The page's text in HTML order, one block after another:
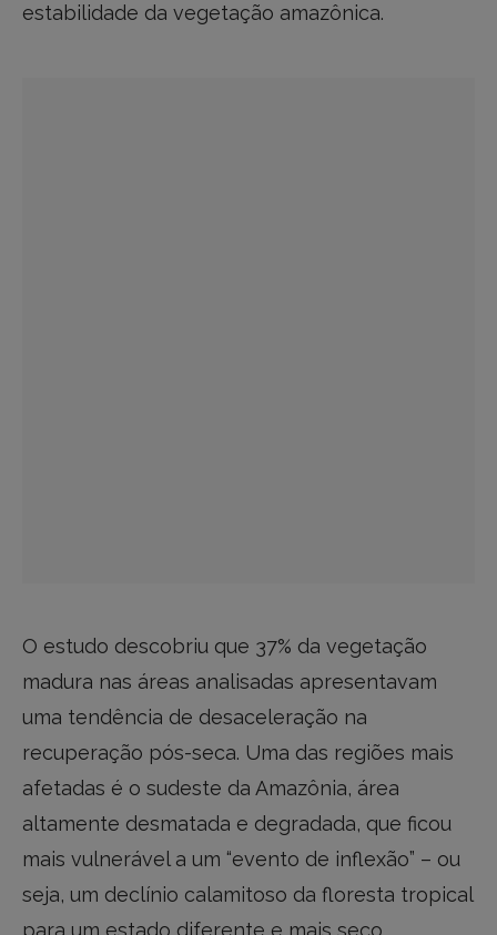
estabilidade da vegetação amazônica.
O estudo descobriu que 37% da vegetação
madura nas áreas analisadas apresentavam
uma tendência de desaceleração na
recuperação pós-seca. Uma das regiões mais
afetadas é o sudeste da Amazônia, área
altamente desmatada e degradada, que ficou
mais vulnerável a um “evento de inflexão” – ou
seja, um declínio calamitoso da floresta tropical
para um estado diferente e mais seco.